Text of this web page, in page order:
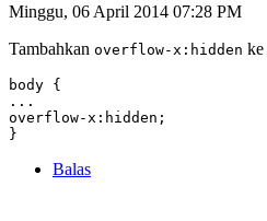
Minggu, 06 April 2014 07:28 PM
Tambahkan overflow-x:hidden ke
body {
...
overflow-x:hidden;
}
Balas